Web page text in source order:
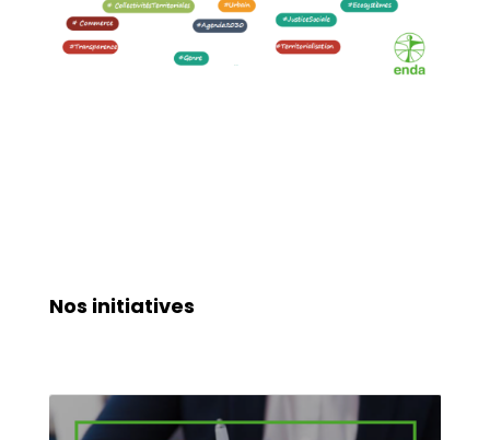
Nos initiatives